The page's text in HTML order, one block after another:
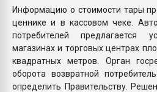
Информацию о стоимости тары
ценнике и в кассовом чеке.
потребителей предлагается
магазинах и торговых центрах
квадратных метров. Орган
оборота возвратной
определить Правительству.